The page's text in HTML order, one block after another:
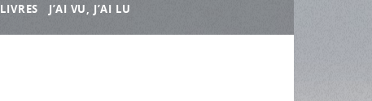
LIVRES J’AI VU, J’AI LU